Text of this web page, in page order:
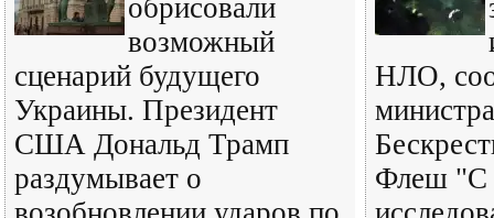
обрисовали
возможный
сценарий будущего
Украины. Президент
США Дональд Трамп
раздумывает о
НЛО,
Флеш "С